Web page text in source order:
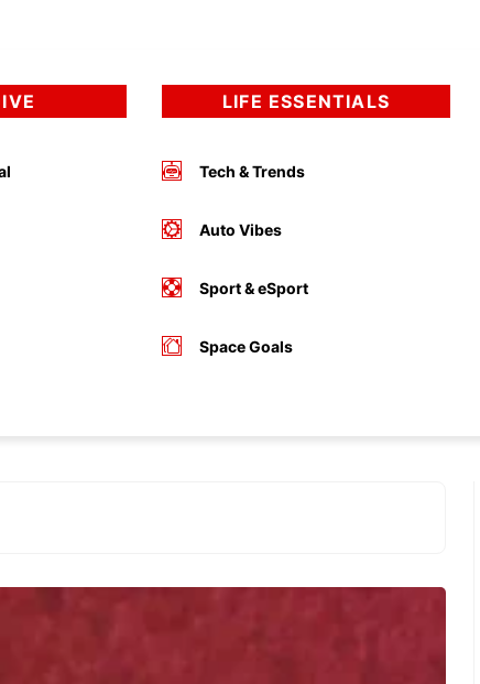
LIFE ESSENTIALS
Tech & Trends
Auto Vibes
Sport & eSport
Space Goals